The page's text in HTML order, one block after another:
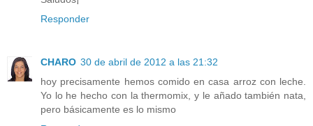
Responder
CHARO 30 de abril de 2012 a las 21:32
hoy precisamente hemos comido en casa arroz con leche.
Yo lo he hecho con la thermomix, y le añado también nata,
pero básicamente es lo mismo